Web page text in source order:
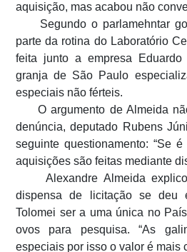
aquisição, mas acabou não
Segundo o parlamehntar
parte da rotina do Laboratório
feita junto a empresa Eduardo
granja de São Paulo
especiais não férteis.
O argumento de Almeida
denúncia, deputado Rubens
seguinte questionamento: “Se
aquisições são feitas mediante
Alexandre Almeida
dispensa de licitação se deu
Tolomei ser a uma única no
ovos para pesquisa. “As
especiais por isso o valor é mais